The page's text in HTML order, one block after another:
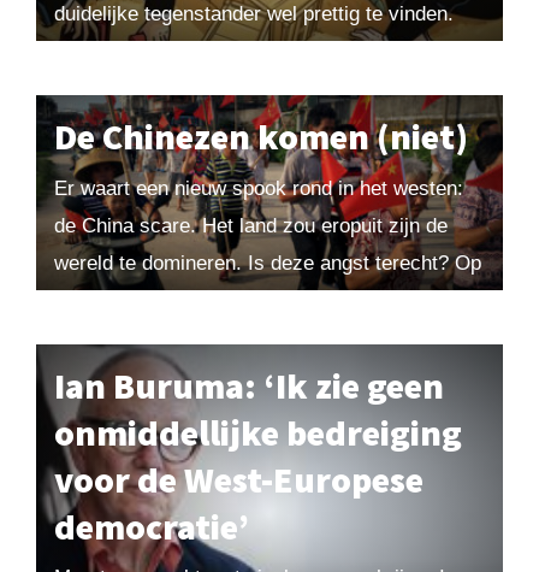
duidelijke tegenstander wel prettig te vinden.
De Chinezen komen (niet)
Er waart een nieuw spook rond in het westen:
de China scare. Het land zou eropuit zijn de
wereld te domineren. Is deze angst terecht? Op
Ian Buruma: ‘Ik zie geen
onmiddellijke bedreiging
voor de West-Europese
democratie’